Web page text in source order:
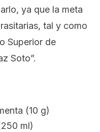
ya que la meta
tal y como
Superior de
Soto”.
(10 g)
ml)